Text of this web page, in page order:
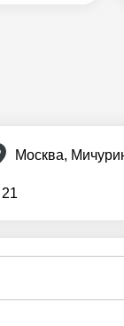
Москва,